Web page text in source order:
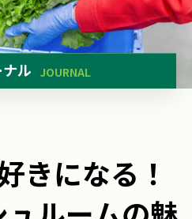
ル JOURNAL
きになる！
せ